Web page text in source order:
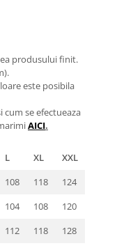
produsului finit.
este posibila
se efectueaza
AICI.
L XL
XXL
108 118
124
104 108
120
112 118
128